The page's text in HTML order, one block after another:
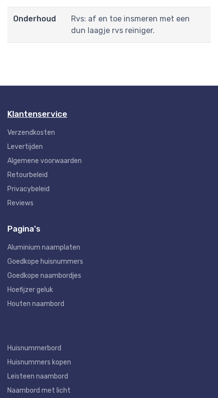
Onderhoud
Rvs: af en toe insmeren met een
dun laagje rvs reiniger.
Klantenservice
Verzendkosten
Levertijden
Algemene voorwaarden
Retourbeleid
Privacybeleid
Reviews
Pagina's
Aluminium naamplaten
Goedkope huisnummers
Goedkope naambordjes
Hoefijzer geluk
Houten naambord
Huisnummerbord
Huisnummers kopen
Leisteen naambord
Naambord met licht